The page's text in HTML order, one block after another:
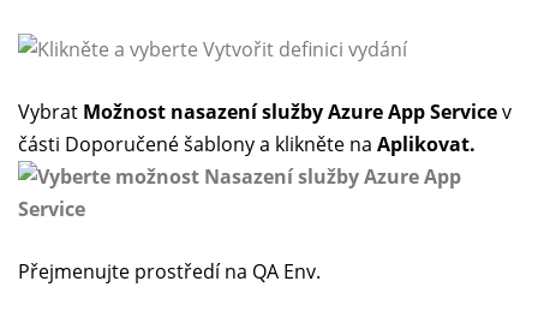
Vybrat Možnost nasazení služby Azure App Servicev
části Doporučené šablony a klikněte na Aplikovat.
Přejmenujte prostředí na QA Env.